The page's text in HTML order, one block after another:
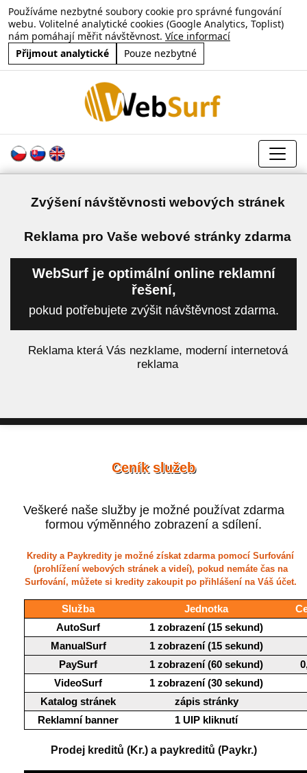
Používáme nezbytné soubory cookie pro správné fungování
webu. Volitelné analytické cookies (Google Analytics, Toplist)
nám pomáhají měřit návštěvnost. Více informací
Přijmout analytické
Pouze nezbytné
Zvýšení návštěvnosti webových stránek
Reklama pro Vaše webové stránky zdarma
WebSurf je optimální online reklamní
řešení,
pokud potřebujete zvýšit návštěvnost zdarma.
Reklama která Vás nezklame, moderní internetová
reklama
Ceník služeb
Veškeré naše služby je možné používat zdarma
formou výměnného zobrazení a sdílení.
Kredity a Paykredity je možné získat zdarma pomocí Surfování
(prohlížení webových stránek a videí), pokud nemáte čas na
Surfování, můžete si kredity zakoupit po přihlášení na Váš účet.
Služba Jednotka
AutoSurf
1 zobrazení (15 sekund)
ManualSurf
1 zobrazení (15 sekund)
PaySurf
1 zobrazení (60 sekund)
VideoSurf
1 zobrazení (30 sekund)
Katalog stránek
zápis stránky
Reklamní banner
1 UIP kliknutí
Prodej kreditů (Kr.) a paykreditů (Paykr.)